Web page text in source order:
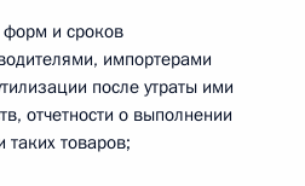
форм и сроков
импортерами
после утраты ими
отчетности о выполнении
таких товаров;